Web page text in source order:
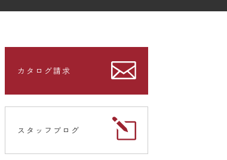
カタログ請求
スタッフブログ